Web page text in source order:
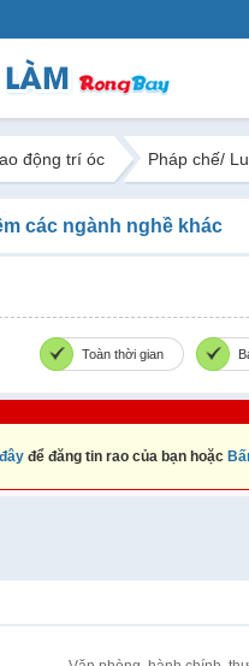
động trí óc Pháp chế/
các ngành nghề khác
Toàn thời gian
để đăng tin rao của bạn hoặc